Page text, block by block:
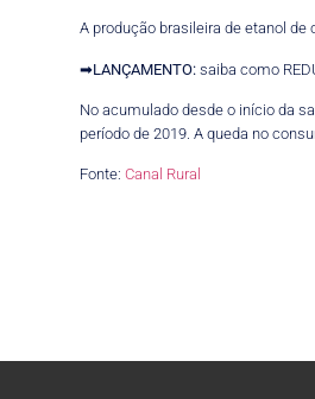
A produção brasileira de etanol
➡LANÇAMENTO:saiba como
No acumulado desde o início da
período de 2019. A queda no
Fonte:Canal Rural